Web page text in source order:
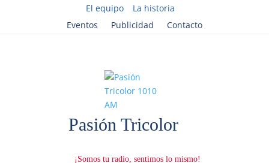
El equipo
La historia
Eventos
Publicidad Contacto